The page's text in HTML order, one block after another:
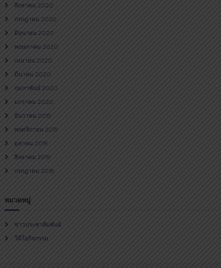
สิงหาคม 2020
กรกฎาคม 2020
มิถุนายน 2020
พฤษภาคม 2020
เมษายน 2020
มีนาคม 2020
กุมภาพันธ์ 2020
มกราคม 2020
ธันวาคม 2019
พฤศจิกายน 2019
ตุลาคม 2019
สิงหาคม 2019
กรกฎาคม 2019
หมวดหมู่
ข่าวประชาสัมพันธ์
วีดีโอกิจกรรม